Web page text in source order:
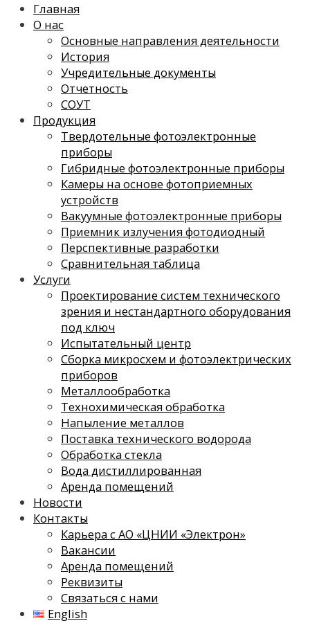
Главная
О нас
Основные направления деятельности
История
Учредительные документы
Отчетность
СОУТ
Продукция
Твердотельные фотоэлектронные
приборы
Гибридные фотоэлектронные приборы
Камеры на основе фотоприемных
устройств
Вакуумные фотоэлектронные приборы
Приемник излучения фотодиодный
Перспективные разработки
Сравнительная таблица
Услуги
Проектирование систем технического
зрения и нестандартного оборудования
под ключ
Испытательный центр
Сборка микросхем и фотоэлектрических
приборов
Металлообработка
Технохимическая обработка
Напыление металлов
Поставка технического водорода
Обработка стекла
Вода дистиллированная
Аренда помещений
Новости
Контакты
Карьера с АО «ЦНИИ «Электрон»
Вакансии
Аренда помещений
Реквизиты
Связаться с нами
English